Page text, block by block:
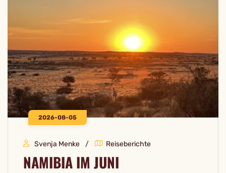
2026-08-05
Svenja Menke Reiseberichte
NAMIBIA IM JUNI